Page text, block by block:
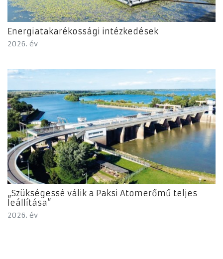
Energiatakarékossági intézkedések
2026. év
„Szükségessé válik a Paksi Atomerőmű teljes
leállítása”
2026. év